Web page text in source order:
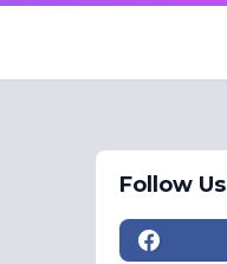
Follow Us